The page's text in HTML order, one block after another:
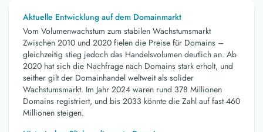
Aktuelle Entwicklung auf dem Domainmarkt
Vom Volumenwachstum zum stabilen Wachstumsmarkt
Zwischen 2010 und 2020 fielen die Preise für Domains –
gleichzeitig stieg jedoch das Handelsvolumen deutlich an. Ab
2020 hat sich die Nachfrage nach Domains stark erholt, und
seither gilt der Domainhandel weltweit als solider
Wachstumsmarkt. Im Jahr 2024 waren rund 378 Millionen
Domains registriert, und bis 2033 könnte die Zahl auf fast 460
Millionen steigen.